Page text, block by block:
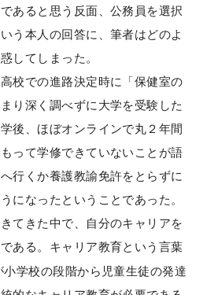
あると思う反面、公務員を選択
う本人の回答に、筆者はどのよ
してしまった。
校での進路決定時に「保健室の
り深く調べずに大学を受験した
後、ほぼオンラインで丸２年間
って学修できていないことが語
行くか養護教諭免許をとらずに
になったということであった。
てきた中で、自分のキャリアを
ある。キャリア教育という言葉
小学校の段階から児童生徒の発達